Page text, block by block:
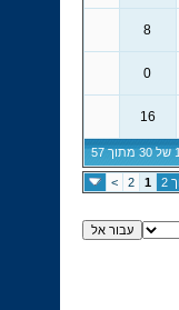
8
0
16
1
2
>